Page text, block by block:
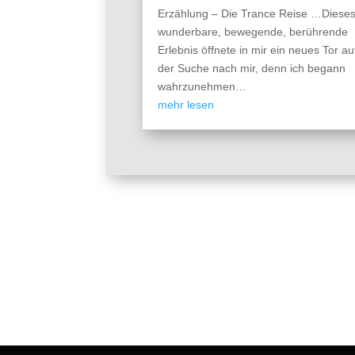
Erzählung – Die Trance Reise
wunderbare, bewegende, berührende
Erlebnis öffnete in mir ein neues Tor
der Suche nach mir, denn ich begann
wahrzunehmen…
mehr lesen